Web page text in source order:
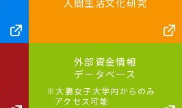
人間生活文化研究
外部資金情報
データベース
※大妻女子大学内からのみ
アクセス可能